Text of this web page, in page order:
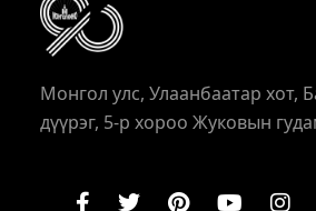
Монгол улс, Улаанбаатар хот,
дүүрэг, 5-р хороо Жуковын